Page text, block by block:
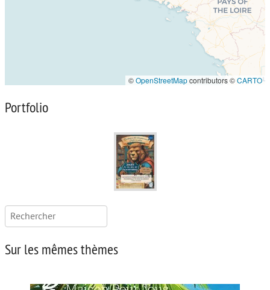
©OpenStreetMapcontributors ©CARTO
Portfolio
Rechercher :
Sur les mêmes thèmes